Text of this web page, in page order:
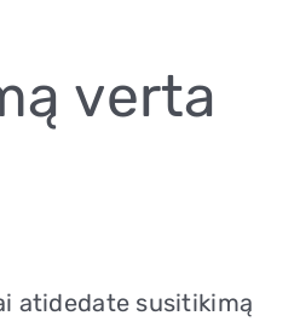
verta
atidedate susitikimą